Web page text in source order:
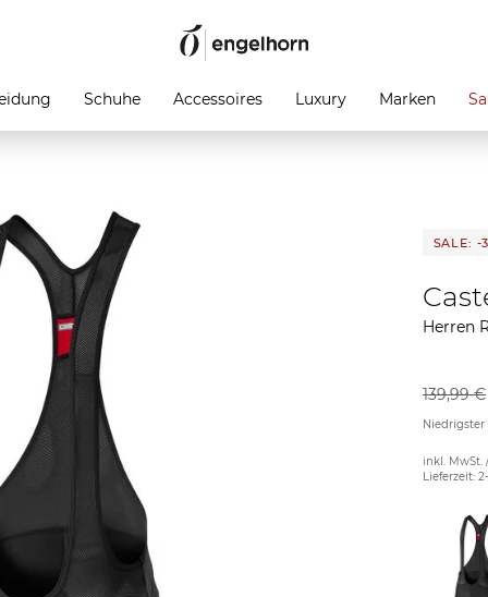
Schuhe Accessoires Luxury Marken
SALE: -
Herren
139,99 €
Niedrigster
inkl. MwSt.
Lieferzeit: